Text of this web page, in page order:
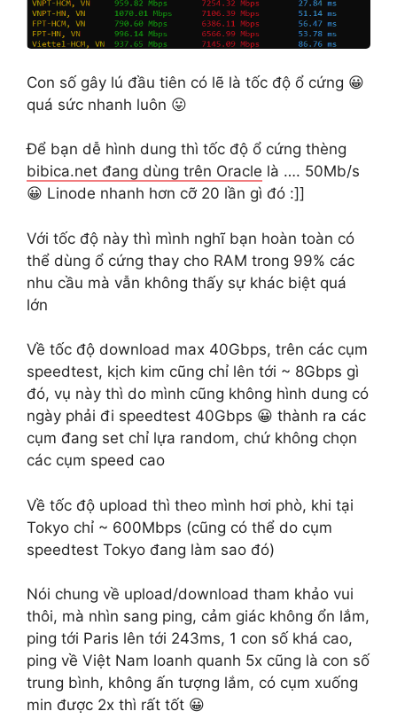
Con số gây lú đầu tiên có lẽ là tốc độ ổ cứng 😀
quá sức nhanh luôn 😛
Để bạn dễ hình dung thì tốc độ ổ cứng thèng
bibica.net đang dùng trên Oracle là …. 50Mb/s
😀 Linode nhanh hơn cỡ 20 lần gì đó :]]
Với tốc độ này thì mình nghĩ bạn hoàn toàn có
thể dùng ổ cứng thay cho RAM trong 99% các
nhu cầu mà vẫn không thấy sự khác biệt quá
lớn
Về tốc độ download max 40Gbps, trên các cụm
speedtest, kịch kim cũng chỉ lên tới ~ 8Gbps gì
đó, vụ này thì do mình cũng không hình dung có
ngày phải đi speedtest 40Gbps 😀 thành ra các
cụm đang set chỉ lựa random, chứ không chọn
các cụm speed cao
Về tốc độ upload thì theo mình hơi phò, khi tại
Tokyo chỉ ~ 600Mbps (cũng có thể do cụm
speedtest Tokyo đang làm sao đó)
Nói chung về upload/download tham khảo vui
thôi, mà nhìn sang ping, cảm giác không ổn lắm,
ping tới Paris lên tới 243ms, 1 con số khá cao,
ping về Việt Nam loanh quanh 5x cũng là con số
trung bình, không ấn tượng lắm, có cụm xuống
min được 2x thì rất tốt 😀